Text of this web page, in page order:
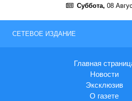
Суббота, 08
СЕТЕВОЕ ИЗДАНИЕ
Главная
Новости
Эксклюзив
О газете